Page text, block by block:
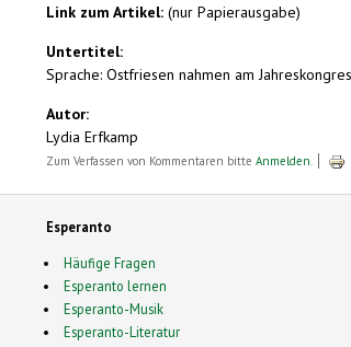
Link zum Artikel: (nur Papierausgabe)
Untertitel:
Sprache: Ostfriesen nahmen am
Autor:
Lydia Erfkamp
Zum Verfassen von Kommentaren bitte Anmelden.
Esperanto
Häufige Fragen
Esperanto lernen
Esperanto-Musik
Esperanto-Literatur